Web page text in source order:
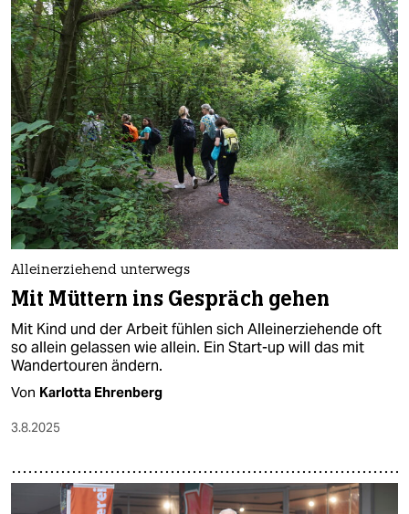
Alleinerziehend unterwegs
Mit Müttern ins Gespräch gehen
Mit Kind und der Arbeit fühlen sich Alleinerziehende oft
so allein gelassen wie allein. Ein Start-up will das mit
Wandertouren ändern.
Von Karlotta Ehrenberg
3.8.2025